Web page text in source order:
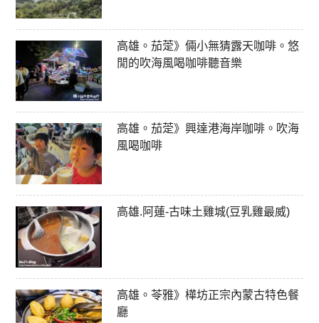
高雄。茄萣》倆小無猜露天咖啡。悠
閒的吹海風喝咖啡聽音樂
高雄。茄萣》興達港海岸咖啡。吹海
風喝咖啡
高雄.阿蓮-古味土雞城(豆乳雞最威)
高雄。苓雅》樺坊正宗內蒙古特色餐
廳